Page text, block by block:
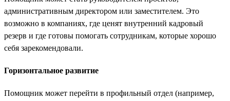
административным директором или заместителем. Это
возможно в компаниях, где ценят внутренний кадровый
резерв и где готовы помогать сотрудникам, которые хорошо
себя зарекомендовали.
Горизонтальное развитие
Помощник может перейти в профильный отдел (например,